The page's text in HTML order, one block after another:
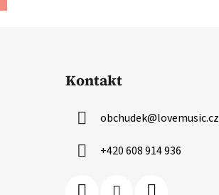
Kontakt
obchudek@lovemusic.cz
+420 608 914 936